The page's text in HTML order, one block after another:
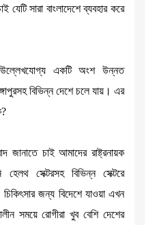
সারা বাংলাদেশে ব্যবহার করে
উল্লেখযোগ্য একটি অংশ উন্নত
বিভিন্ন দেশে চলে যায়। এর
চাই আমাদের রাষ্ট্রনায়ক
সেক্টরসহ বিভিন্ন সেক্টরে
জন্য বিদেশে যাওয়া এখন
সময়ে রোগীরা খুব বেশি দেশের